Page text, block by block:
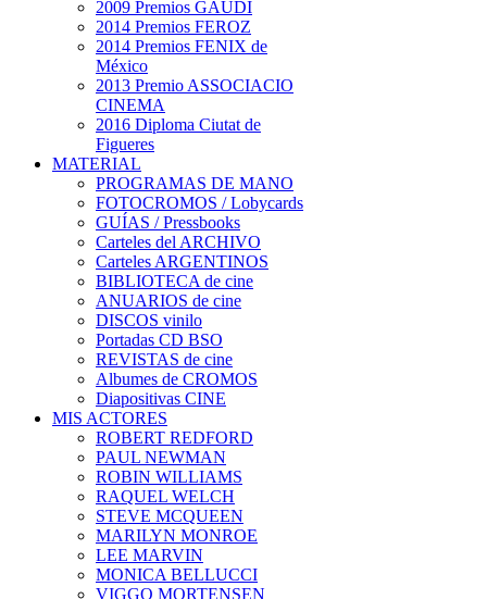
2009 Premios GAUDI
2014 Premios FEROZ
2014 Premios FENIX de
México
2013 Premio ASSOCIACIO
CINEMA
2016 Diploma Ciutat de
Figueres
MATERIAL
PROGRAMAS DE MANO
FOTOCROMOS / Lobycards
GUÍAS / Pressbooks
Carteles del ARCHIVO
Carteles ARGENTINOS
BIBLIOTECA de cine
ANUARIOS de cine
DISCOS vinilo
Portadas CD BSO
REVISTAS de cine
Albumes de CROMOS
Diapositivas CINE
MIS ACTORES
ROBERT REDFORD
PAUL NEWMAN
ROBIN WILLIAMS
RAQUEL WELCH
STEVE MCQUEEN
MARILYN MONROE
LEE MARVIN
MONICA BELLUCCI
VIGGO MORTENSEN